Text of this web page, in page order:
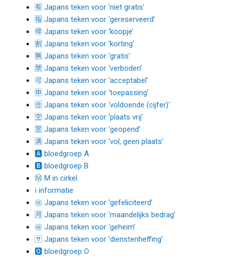
🈶 Japans teken voor ‘niet gratis’
🈯 Japans teken voor ‘gereserveerd’
🉐 Japans teken voor ‘koopje’
🈹 Japans teken voor ‘korting’
🈚 Japans teken voor ‘gratis’
🈲 Japans teken voor ‘verboden’
🉑 Japans teken voor ‘acceptabel’
🈸 Japans teken voor ‘toepassing’
🈴 Japans teken voor ‘voldoende (cijfer)‘
🈳 Japans teken voor ‘plaats vrij’
🈺 Japans teken voor ‘geopend’
🈵 Japans teken voor ‘vol, geen plaats’
🅰 bloedgroep A
🅱 bloedgroep B
Ⓜ M in cirkel
ℹ informatie
㊗ Japans teken voor ‘gefeliciteerd’
🈷 Japans teken voor ‘maandelijks bedrag’
㊙ Japans teken voor ‘geheim’
🈂 Japans teken voor ‘dienstenheffing’
🅾 bloedgroep O